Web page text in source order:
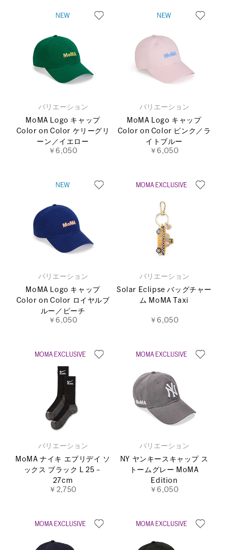
バリエーション
MoMA Logo キャップ
Color on Color ケリーグリ
ーン／イエロー
￥6,050
バリエーション
MoMA Logo キャップ
Color on Color ピンク／ラ
イトブルー
￥6,050
バリエーション
MoMA Logo キャップ
Color on Color ロイヤルブ
ルー／ピーチ
￥6,050
バリエーション
Solar Eclipse バッグチャー
ム MoMA Taxi
￥6,050
バリエーション
MoMA ナイキ エブリデイ ソ
ックス ブラック L 25－
27cm
￥2,750
バリエーション
NY ヤンキースキャップ ス
トームグレー MoMA
Edition
￥6,050